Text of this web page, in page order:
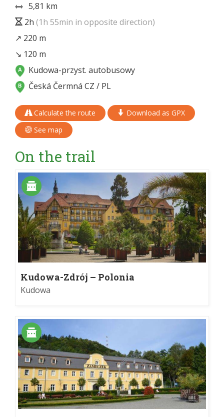
5,81 km
2h (1h 55min in opposite direction)
↗ 220 m
↘ 120 m
Kudowa-przyst. autobusowy
Česká Čermná CZ / PL
Calculate the route
Download as GPX
See map
On the trail
Kudowa-Zdrój – Polonia
Kudowa